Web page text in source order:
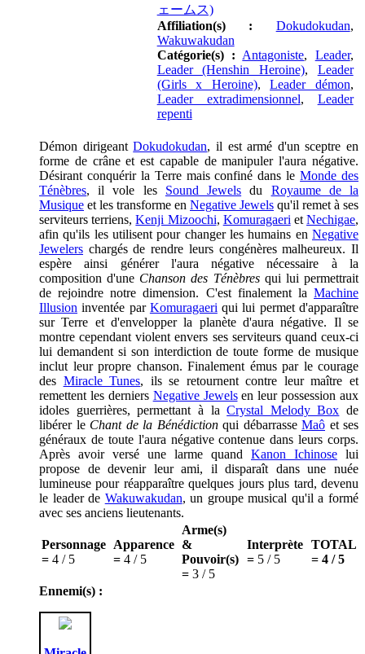
ェームス)
Affiliation(s) :
Dokudokudan,
Wakuwakudan
Catégorie(s) : Antagoniste, Leader,
Leader (Henshin Heroine), Leader
(Girls x Heroine),Leader démon,
Leader extradimensionnel, Leader
repenti
Démon dirigeantDokudokudan, il est armé d'un sceptre en
forme de crâne et est capable de manipuler l'aura négative.
Désirant conquérir la Terre mais confiné dans leMonde des
Ténèbres, il vole les Sound Jewels du Royaume de la
Musique et les transforme en Negative Jewels qu'il remet à ses
serviteurs terriens,Kenji Mizoochi, Komuragaeri etNechigae,
afin qu'ils les utilisent pour changer les humains en Negative
Jewelers chargés de rendre leurs congénères malheureux. Il
espère ainsi générer l'aura négative nécessaire à la
composition d'une Chanson des Ténèbresqui lui permettrait
de rejoindre notre dimension. C'est finalement la Machine
Illusion inventée par Komuragaeri qui lui permet d'apparaître
sur Terre et d'envelopper la planète d'aura négative. Il se
montre cependant violent envers ses serviteurs quand ceux-ci
lui demandent si son interdiction de toute forme de musique
inclut leur propre chanson. Finalement émus par le courage
des Miracle Tunes, ils se retournent contre leur maître et
remettent les derniers Negative Jewelsen leur possession aux
idoles guerrières, permettant à laCrystal Melody Box de
libérer le Chant de la Bénédictionqui débarrasse Maô et ses
généraux de toute l'aura négative contenue dans leurs corps.
Après avoir versé une larme quand Kanon Ichinose lui
propose de devenir leur ami, il disparaît dans une nuée
lumineuse pour réapparaître quelques jours plus tard, devenu
le leader de Wakuwakudan, un groupe musical qu'il a formé
avec ses anciens lieutenants.
Personnage
= 4 / 5
Apparence
= 4 / 5
Arme(s)
&
Pouvoir(s)
= 3 / 5
Interprète
= 5 / 5
TOTAL
= 4 / 5
Ennemi(s) :